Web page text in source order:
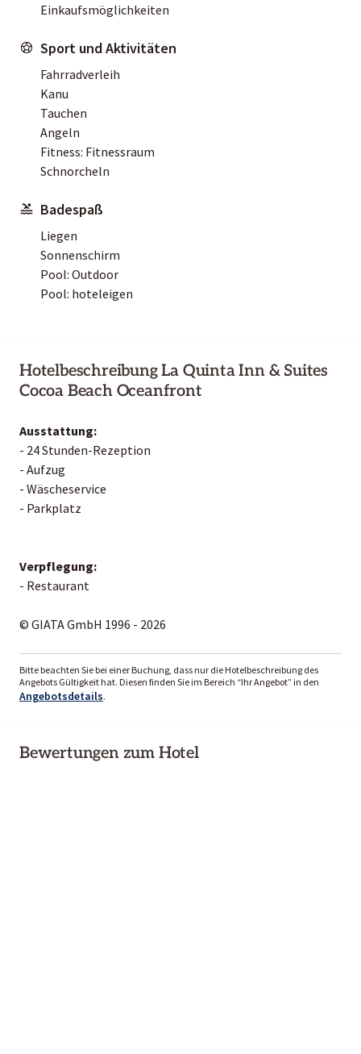
Einkaufsmöglichkeiten
Sport und Aktivitäten
Fahrradverleih
Kanu
Tauchen
Angeln
Fitness: Fitnessraum
Schnorcheln
Badespaß
Liegen
Sonnenschirm
Pool: Outdoor
Pool: hoteleigen
Hotelbeschreibung La Quinta Inn & Suites
Cocoa Beach Oceanfront
Ausstattung:
- 24 Stunden-Rezeption
- Aufzug
- Wäscheservice
- Parkplatz
Verpflegung:
- Restaurant
© GIATA GmbH 1996 - 2026
Bitte beachten Sie bei einer Buchung, dass nur die Hotelbeschreibung des
Angebots Gültigkeit hat. Diesen finden Sie im Bereich “Ihr Angebot” in den
Angebotsdetails.
Bewertungen zum Hotel